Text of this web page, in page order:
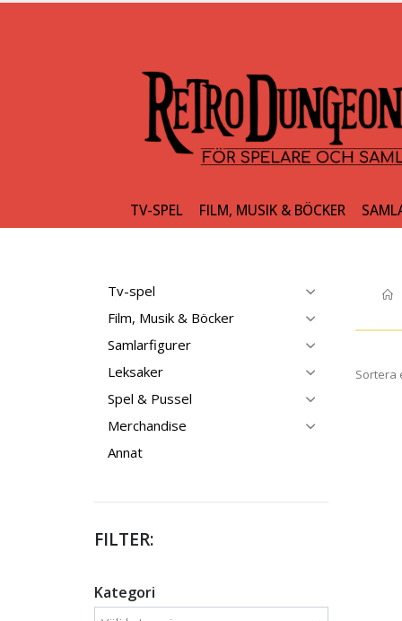
TV-SPEL FILM, MUSIK & BÖCKER
Sortera
Tv-spel
Film, Musik & Böcker
Samlarfigurer
Leksaker
Spel & Pussel
Merchandise
Annat
FILTER:
Kategori